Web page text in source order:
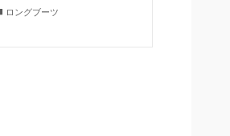
ロングブーツ